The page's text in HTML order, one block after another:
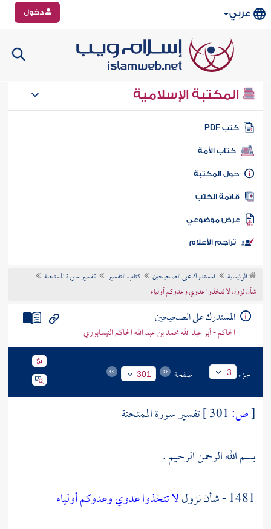
عربي دخول
المكتبة الإسلامية
كتب PDF
كتاب الأمة
المكتبة
الكتب
موضوعي
تراجم الأعلام
الرئيسية المستدرك على الصحيحين كتاب التفسير
تفسير سورة الممتحنة
شأن نزول لا تتخذوا عدوي وعدوكم أولياء
المستدرك على الصحيحين
الحاكم - أبو عبد الله محمد بن عبد الله الحاكم النيسابوري
جزء 3 صفحة 301
[ص:
تفسير سورة الممتحنة
بسم الله الرحمن الرحيم .
1481 - شأن نزول
لا تتخذوا عدوي وعدوكم أولياء